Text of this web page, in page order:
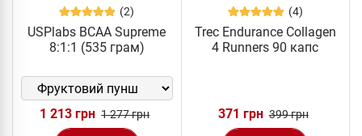
(2)
USPlabs BCAA Supreme
8:1:1 (535 грам)
1 213 грн 1 277 грн
(4)
Trec Endurance Collagen
4 Runners 90 капс
371 грн 399 грн